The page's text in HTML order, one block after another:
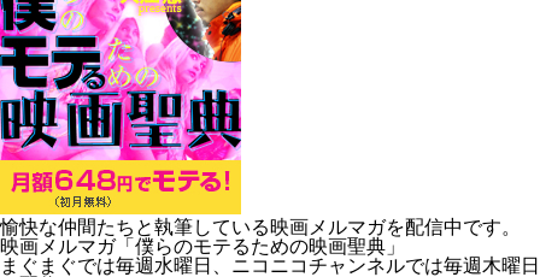
愉快な仲間たちと執筆している映画メルマガを配信中です。
映画メルマガ「僕らのモテるための映画聖典」
まぐまぐでは毎週水曜日、ニコニコチャンネルでは毎週木曜日